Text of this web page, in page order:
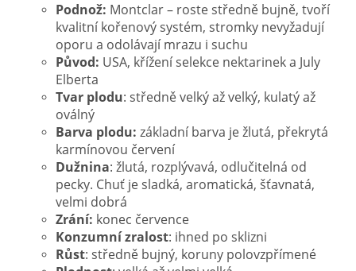
Podnož: Montclar – roste středně bujně, tvoří
kvalitní kořenový systém, stromky nevyžadují
oporu a odolávají mrazu i suchu
Původ: USA, křížení selekce nektarinek a July
Elberta
Tvar plodu: středně velký až velký, kulatý až
oválný
Barva plodu: základní barva je žlutá, překrytá
karmínovou červení
Dužnina: žlutá, rozplývavá, odlučitelná od
pecky. Chuť je sladká, aromatická, šťavnatá,
velmi dobrá
Zrání: konec července
Konzumní zralost: ihned po sklizni
Růst: středně bujný, koruny polovzpřímené